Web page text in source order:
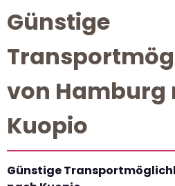
Günstige
von Hamburg
Kuopio
Günstige